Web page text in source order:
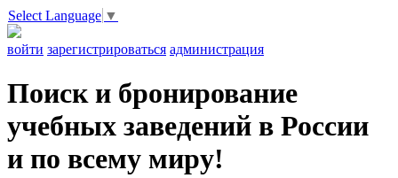
Select Language ▼
войти зарегистрироваться администрация
Поиск и бронирование
учебных заведений в России
и по всему миру!